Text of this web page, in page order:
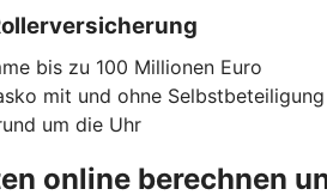
bis zu 100 Millionen Euro
mit und ohne Selbstbeteiligung
um die Uhr
online berechnen